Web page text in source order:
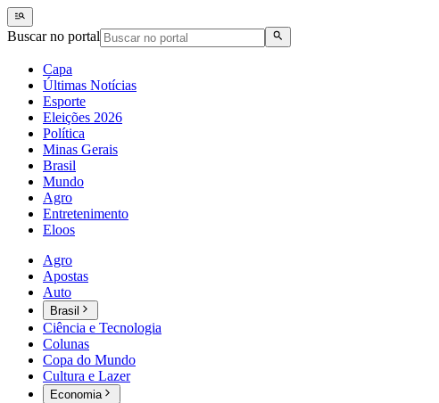
Buscar no portal
Capa
Últimas Notícias
Esporte
Eleições 2026
Política
Minas Gerais
Brasil
Mundo
Agro
Entretenimento
Eloos
Agro
Apostas
Auto
Brasil
Ciência e Tecnologia
Colunas
Copa do Mundo
Cultura e Lazer
Economia